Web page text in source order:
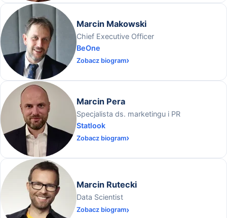
Marcin Makowski
Chief Executive Officer
BeOne
Zobacz biogram
Marcin Pera
Specjalista ds. marketingu i PR
Statlook
Zobacz biogram
Marcin Rutecki
Data Scientist
Zobacz biogram